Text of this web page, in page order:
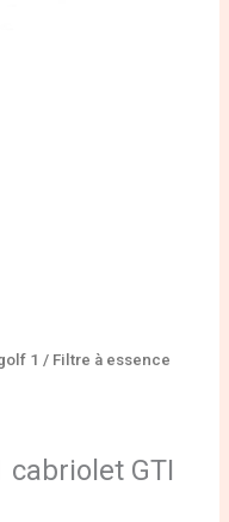
1 / Filtre à essence
cabriolet GTI